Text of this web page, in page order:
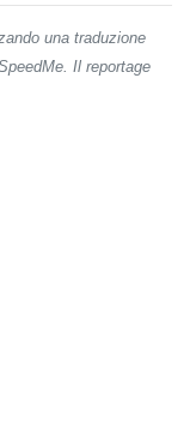
una traduzione
Il reportage